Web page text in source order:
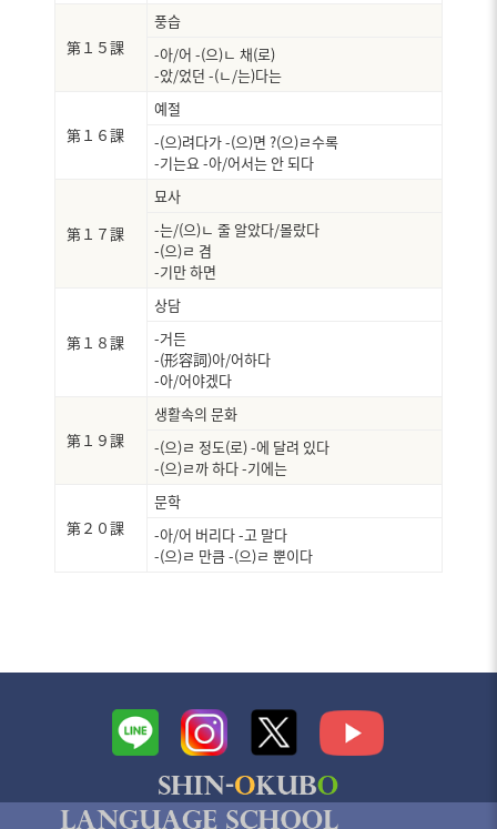
第１５課
풍습
-아/어 -(으)ㄴ 채(로)
-았/었던 -(ㄴ/는)다는
第１６課
예절
-(으)려다가 -(으)면 ?(으)ㄹ수록
-기는요 -아/어서는 안 되다
第１７課
묘사
-는/(으)ㄴ 줄 알았다/몰랐다
-(으)ㄹ 겸
-기만 하면
第１８課
상담
-거든
-(形容詞)아/어하다
-아/어야겠다
第１９課
생활속의 문화
-(으)ㄹ 정도(로) -에 달려 있다
-(으)ㄹ까 하다 -기에는
第２０課
문학
-아/어 버리다 -고 말다
-(으)ㄹ 만큼 -(으)ㄹ 뿐이다